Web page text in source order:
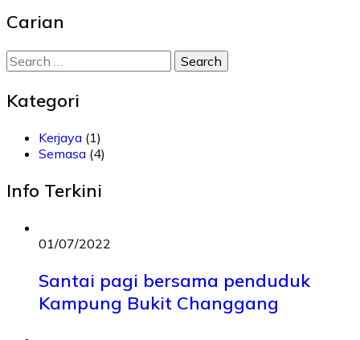
Carian
Search
for:
Kategori
Kerjaya (1)
Semasa (4)
Info Terkini
01/07/2022
Santai pagi bersama penduduk
Kampung Bukit Changgang